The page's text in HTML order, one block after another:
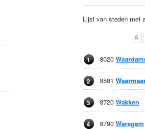
Lijst van steden met
A
1 8020
2 8581
3 8720 Wakken
4 8790 Waregem